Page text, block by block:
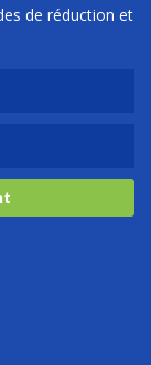
de réduction et